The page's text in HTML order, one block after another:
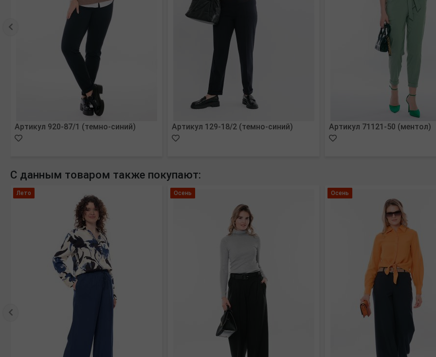
Артикул 920-87/1 (темно-синий) Артикул 129-18/2 (темно-синий) Артикул 71121-50 (ментол)
С данным товаром также покупают:
Лето Осень Осень